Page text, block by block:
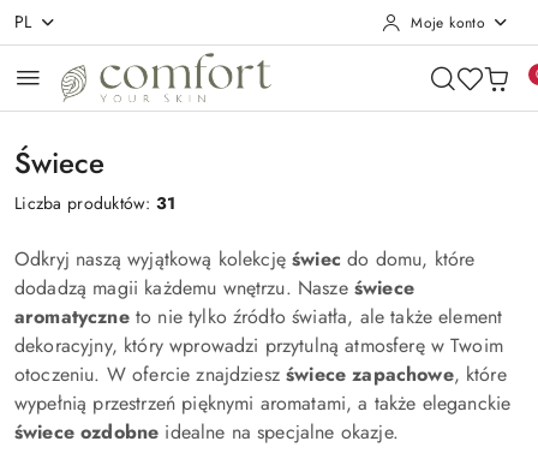
Przejdź do treści głównej
Przejdź do wyszukiwarki
Przejdź do moje konto
Przejdź do menu głównego
Przejdź do stopki
PL Moje konto
Świece
Liczba produktów:31
Odkryj naszą wyjątkową kolekcjęświec do domu, które
dodadzą magii każdemu wnętrzu. Nasze świece
aromatyczneto nie tylko źródło światła, ale także element
dekoracyjny, który wprowadzi przytulną atmosferę w Twoim
otoczeniu. W ofercie znajdzieszświece zapachowe, które
wypełnią przestrzeń pięknymi aromatami, a także eleganckie
świece ozdobne idealne na specjalne okazje.